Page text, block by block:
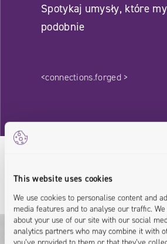
This website uses cookies
We use cookies to personalise content and
media features and to analyse our traffic.
about your use of our site with our social
analytics partners who may combine it with
Spotykaj umysły, które
podobnie
<connections.forged >
Nasz Prelegent
/ Twoje źródło wiedzy